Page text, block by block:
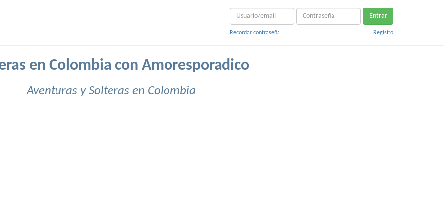
Entrar
Recordar contraseña Registro
en Colombia con Amoresporadico
Aventuras y Solteras en Colombia